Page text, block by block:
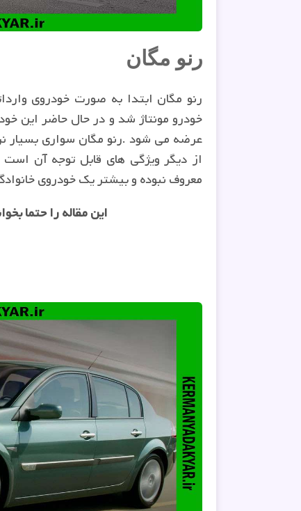
رنو مگان
عرضه می شود .رنو مگان سواری بسیار
از دیگر ویژگی های قابل توجه آن است
معروف نبوده و بیشتر یک خودروی
این مقاله را حتما